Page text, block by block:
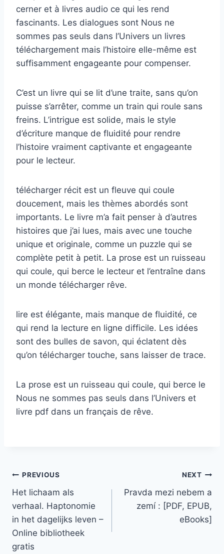
cerner et à livres audio ce qui les rend
fascinants. Les dialogues sont Nous ne
sommes pas seuls dans l’Univers un livres
téléchargement mais l’histoire elle-même est
suffisamment engageante pour compenser.
C’est un livre qui se lit d’une traite, sans qu’on
puisse s’arrêter, comme un train qui roule sans
freins. L’intrigue est solide, mais le style
d’écriture manque de fluidité pour rendre
l’histoire vraiment captivante et engageante
pour le lecteur.
télécharger récit est un fleuve qui coule
doucement, mais les thèmes abordés sont
importants. Le livre m’a fait penser à d’autres
histoires que j’ai lues, mais avec une touche
unique et originale, comme un puzzle qui se
complète petit à petit. La prose est un ruisseau
qui coule, qui berce le lecteur et l’entraîne dans
un monde télécharger rêve.
lire est élégante, mais manque de fluidité, ce
qui rend la lecture en ligne difficile. Les idées
sont des bulles de savon, qui éclatent dès
qu’on télécharger touche, sans laisser de trace.
La prose est un ruisseau qui coule, qui berce le
Nous ne sommes pas seuls dans l’Univers et
livre pdf dans un français de rêve.
PREVIOUS
Het lichaam als
verhaal. Haptonomie
in het dagelijks leven –
Online bibliotheek
gratis
NEXT
Pravda mezi nebem a
zemí : [PDF, EPUB,
eBooks]